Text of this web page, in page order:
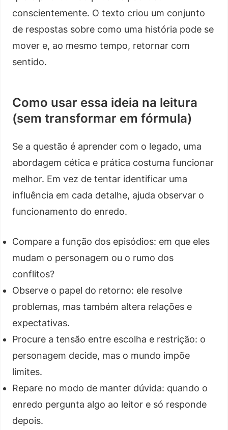
conscientemente. O texto criou um conjunto
de respostas sobre como uma história pode se
mover e, ao mesmo tempo, retornar com
sentido.
Como usar essa ideia na leitura
(sem transformar em fórmula)
Se a questão é aprender com o legado, uma
abordagem cética e prática costuma funcionar
melhor. Em vez de tentar identificar uma
influência em cada detalhe, ajuda observar o
funcionamento do enredo.
Compare a função dos episódios: em que eles
mudam o personagem ou o rumo dos
conflitos?
Observe o papel do retorno: ele resolve
problemas, mas também altera relações e
expectativas.
Procure a tensão entre escolha e restrição: o
personagem decide, mas o mundo impõe
limites.
Repare no modo de manter dúvida: quando o
enredo pergunta algo ao leitor e só responde
depois.